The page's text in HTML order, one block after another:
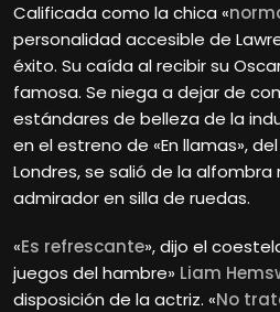
Calificada como la chica «
personalidad accesible de
éxito. Su caída al recibir su
famosa. Se niega a dejar de
estándares de belleza de la
en el estreno de «En llamas»,
Londres, se salió de la
admirador en silla de ruedas.
«Es refrescante», dijo el
juegos del hambre» Liam
disposición de la actriz. «No